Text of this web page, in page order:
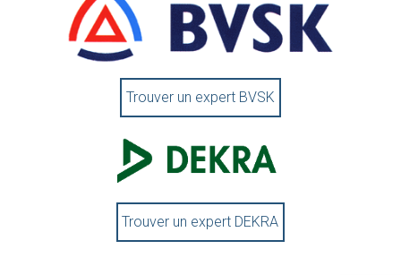
Trouver un expert BVSK
Trouver un expert DEKRA